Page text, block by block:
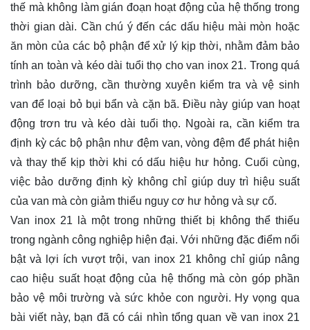
thế mà không làm gián đoạn hoạt động của hệ thống trong
thời gian dài. Cần chú ý đến các dấu hiệu mài mòn hoặc
ăn mòn của các bộ phận để xử lý kịp thời, nhằm đảm bảo
tính an toàn và kéo dài tuổi thọ cho van inox 21. Trong quá
trình bảo dưỡng, cần thường xuyên kiểm tra và vệ sinh
van để loại bỏ bụi bẩn và cặn bã. Điều này giúp van hoạt
động trơn tru và kéo dài tuổi thọ. Ngoài ra, cần kiểm tra
định kỳ các bộ phận như đệm van, vòng đệm để phát hiện
và thay thế kịp thời khi có dấu hiệu hư hỏng. Cuối cùng,
việc bảo dưỡng định kỳ không chỉ giúp duy trì hiệu suất
của van mà còn giảm thiểu nguy cơ hư hỏng và sự cố.
Van inox 21 là một trong những thiết bị không thể thiếu
trong ngành công nghiệp hiện đại. Với những đặc điểm nổi
bật và lợi ích vượt trội, van inox 21 không chỉ giúp nâng
cao hiệu suất hoạt động của hệ thống mà còn góp phần
bảo vệ môi trường và sức khỏe con người. Hy vọng qua
bài viết này, bạn đã có cái nhìn tổng quan về van inox 21